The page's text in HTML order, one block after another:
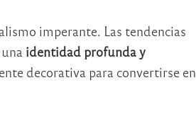
imperante. Las tendencias
identidad profunda y
decorativa para convertirse en